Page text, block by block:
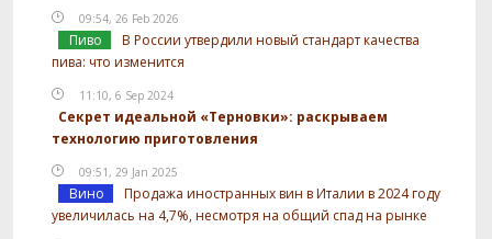
09:54, 26 Feb 2026
Пиво
В России утвердили новый стандарт качества
пива: что изменится
11:10, 6 Sep 2024
Секрет идеальной «Терновки»: раскрываем
технологию приготовления
09:51, 29 Jan 2025
Вино
Продажа иностранных вин в Италии в 2024 году
увеличилась на 4,7%, несмотря на общий спад на рынке